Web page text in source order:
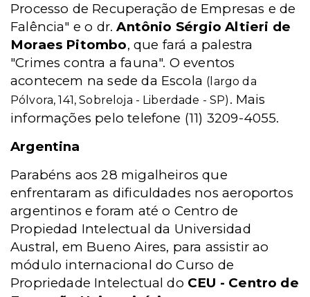
Processo de Recuperação de Empresas e de
Falência" e o dr.Antônio Sérgio Altieri de
Moraes Pitombo, que fará a palestra
"Crimes contra a fauna". O eventos
acontecem na sede da Escola (largo da
Pólvora, 141, Sobreloja - Liberdade - SP) . Mais
informações pelo telefone (11) 3209-4055.
Argentina
Parabéns aos 28 migalheiros que
enfrentaram as dificuldades nos aeroportos
argentinos e foram até o Centro de
Propiedad Intelectual da Universidad
Austral, em Bueno Aires, para assistir ao
módulo internacional do Curso de
Propriedade Intelectual do CEU - Centro de